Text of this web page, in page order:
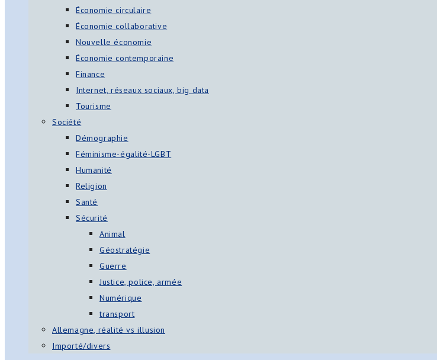
Économie circulaire
Économie collaborative
Nouvelle économie
Économie contemporaine
Finance
Internet, réseaux sociaux, big data
Tourisme
Société
Démographie
Féminisme-égalité-LGBT
Humanité
Religion
Santé
Sécurité
Animal
Géostratégie
Guerre
Justice, police, armée
Numérique
transport
Allemagne, réalité vs illusion
Importé/divers